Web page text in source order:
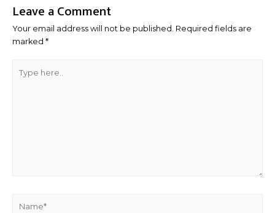
Leave a Comment
Your email address will not be published. Required fields are
marked *
here..